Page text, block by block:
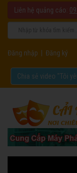
Liên hệ quảng cáo:
Đăng nhập Đăng ký
Chia sẻ video "Tôi